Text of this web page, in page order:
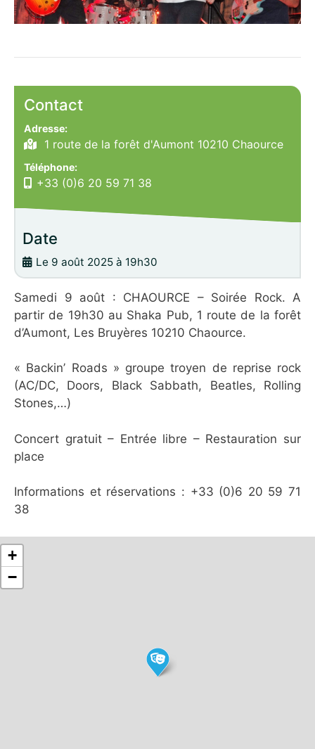
Contact
Adresse:
1 route de la forêt d'Aumont 10210 Chaource
Téléphone:
+33 (0)6 20 59 71 38
Date
Le 9 août 2025 à 19h30
Samedi 9 août : CHAOURCE – Soirée Rock. A
partir de 19h30 au Shaka Pub, 1 route de la forêt
d’Aumont, Les Bruyères 10210 Chaource.
« Backin’ Roads » groupe troyen de reprise rock
(AC/DC, Doors, Black Sabbath, Beatles, Rolling
Stones,…)
Concert gratuit – Entrée libre – Restauration sur
place
Informations et réservations : +33 (0)6 20 59 71
38
+
−